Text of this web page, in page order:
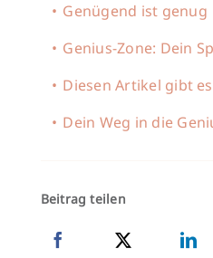
Genügend ist genug
Genius-Zone: Dein
Diesen Artikel gibt
Dein Weg in die
Beitrag teilen